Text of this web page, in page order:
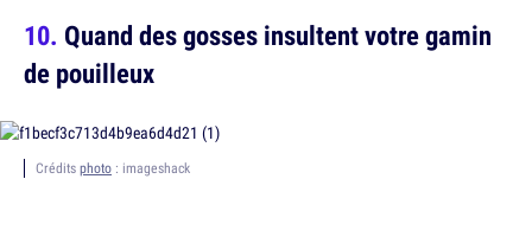
Quand des gosses insultent votre gamin
de pouilleux
Crédits photo : imageshack